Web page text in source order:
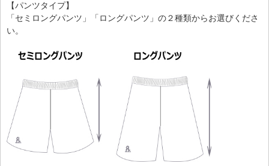
【パンツタイプ】
「セミロングパンツ」「ロングパンツ」の２種類からお選びくださ
い。